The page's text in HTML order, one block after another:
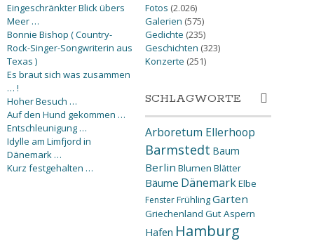
Eingeschränkter Blick übers
Meer …
Bonnie Bishop ( Country-
Rock-Singer-Songwriterin aus
Texas )
Es braut sich was zusammen
… !
Hoher Besuch …
Auf den Hund gekommen …
Entschleunigung …
Idylle am Limfjord in
Dänemark …
Kurz festgehalten …
Fotos (2.026)
Galerien (575)
Gedichte (235)
Geschichten (323)
Konzerte (251)
SCHLAGWORTE
Arboretum Ellerhoop
Barmstedt Baum
Berlin Blumen Blätter
Bäume DänemarkElbe
FensterFrühlingGarten
Griechenland Gut Aspern
Hafen Hamburg